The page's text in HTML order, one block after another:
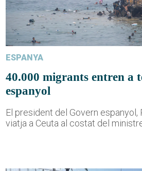
ESPANYA
40.000 migrants entren a
espanyol
El president del Govern espanyol,
viatja a Ceuta al costat del